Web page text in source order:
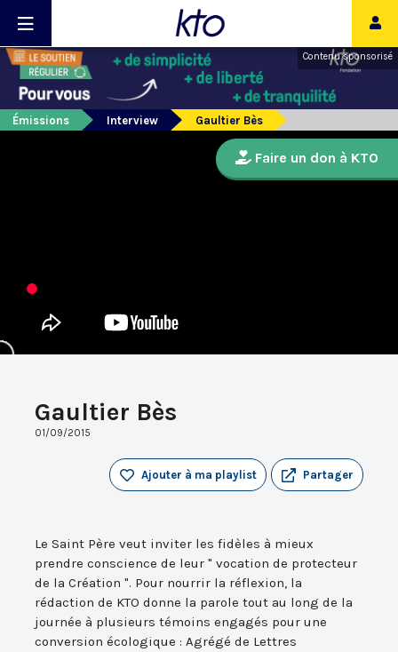
Contenu sponsorisé
Émissions Interview Gaultier Bès
Gaultier Bès
01/09/2015
Partager
Ajouter à ma playlist
Le Saint Père veut inviter les fidèles à mieux
prendre conscience de leur " vocation de protecteur
de la Création ". Pour nourrir la réflexion, la
rédaction de KTO donne la parole tout au long de la
journée à plusieurs témoins engagés pour une
conversion écologique : Agrégé de Lettres
Faire un don à KTO